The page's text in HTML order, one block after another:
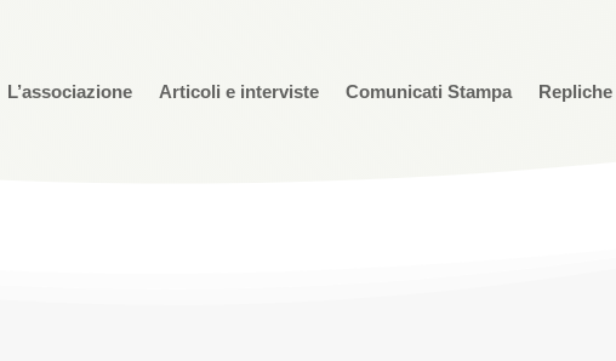
L’associazione Articoli e interviste Comunicati Stampa Repliche